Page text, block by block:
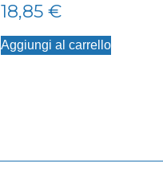
18,85 €
Aggiungi al carrello